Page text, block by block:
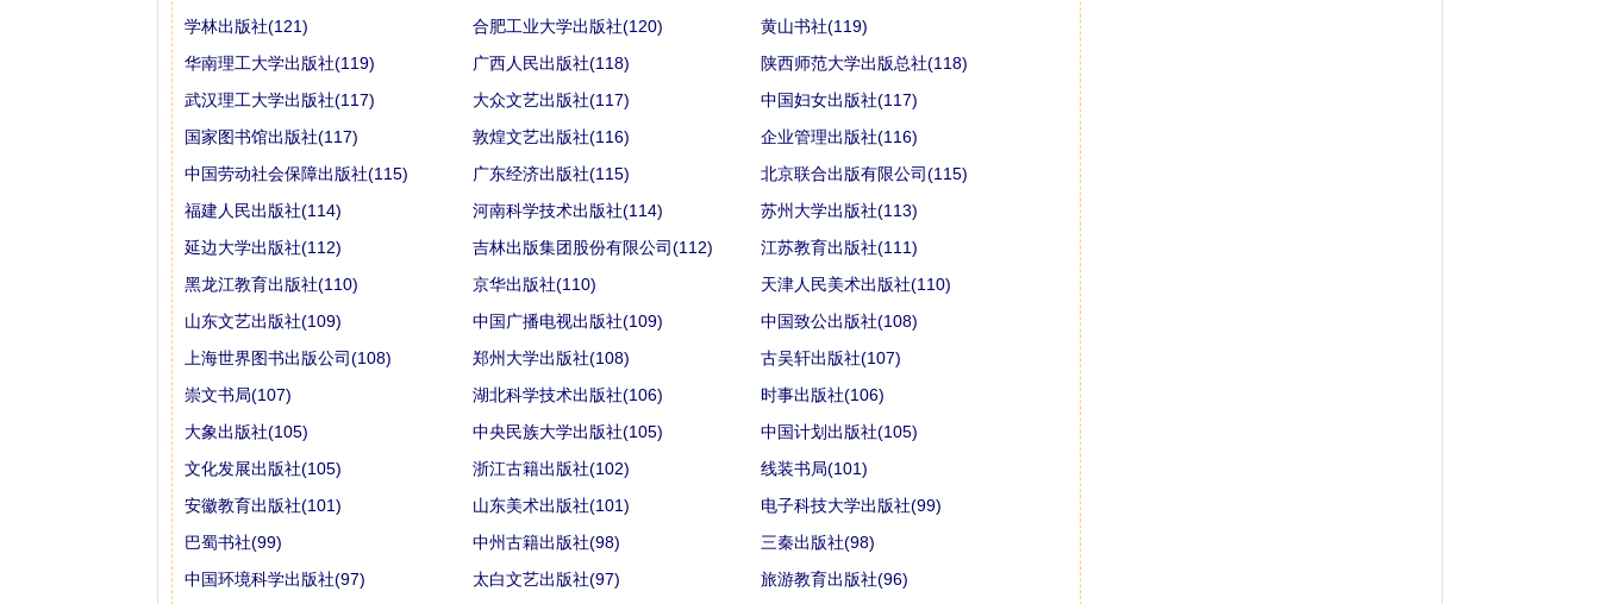
学林出版社(121)
合肥工业大学出版社(120)
黄山书社(119)
华南理工大学出版社(119)
广西人民出版社(118)
陕西师范大学出版总社(118)
武汉理工大学出版社(117)
大众文艺出版社(117)
中国妇女出版社(117)
国家图书馆出版社(117)
敦煌文艺出版社(116)
企业管理出版社(116)
中国劳动社会保障出版社(115)
广东经济出版社(115)
北京联合出版有限公司(115)
福建人民出版社(114)
河南科学技术出版社(114)
苏州大学出版社(113)
延边大学出版社(112)
吉林出版集团股份有限公司(112)
江苏教育出版社(111)
黑龙江教育出版社(110)
京华出版社(110)
天津人民美术出版社(110)
山东文艺出版社(109)
中国广播电视出版社(109)
中国致公出版社(108)
上海世界图书出版公司(108)
郑州大学出版社(108)
古吴轩出版社(107)
崇文书局(107)
湖北科学技术出版社(106)
时事出版社(106)
大象出版社(105)
中央民族大学出版社(105)
中国计划出版社(105)
文化发展出版社(105)
浙江古籍出版社(102)
线装书局(101)
安徽教育出版社(101)
山东美术出版社(101)
电子科技大学出版社(99)
巴蜀书社(99)
中州古籍出版社(98)
三秦出版社(98)
中国环境科学出版社(97)
太白文艺出版社(97) 旅游教育出版社(96)